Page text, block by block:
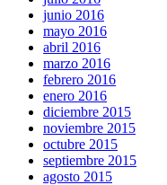
junio 2016
mayo 2016
abril 2016
marzo 2016
febrero 2016
enero 2016
diciembre 2015
noviembre 2015
octubre 2015
septiembre 2015
agosto 2015